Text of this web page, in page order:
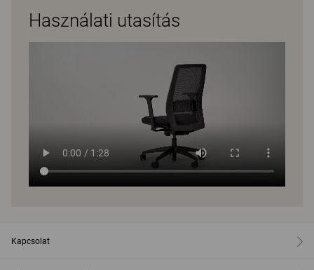
Használati utasítás
Kapcsolat